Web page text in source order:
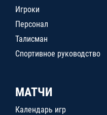
Игроки
Персонал
Талисман
Спортивное руководство
МАТЧИ
Календарь игр